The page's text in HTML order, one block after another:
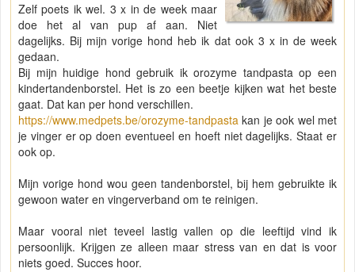
Zelf poets ik wel. 3 x in de week maar
doe het al van pup af aan. Niet
dagelijks. Bij mijn vorige hond heb ik dat ook 3 x in de week
gedaan.
Bij mijn huidige hond gebruik ik orozyme tandpasta op een
kindertandenborstel. Het is zo een beetje kijken wat het beste
gaat. Dat kan per hond verschillen.
https://www.medpets.be/orozyme-tandpasta kan je ook wel met
je vinger er op doen eventueel en hoeft niet dagelijks. Staat er
ook op.
Mijn vorige hond wou geen tandenborstel, bij hem gebruikte ik
gewoon water en vingerverband om te reinigen.
Maar vooral niet teveel lastig vallen op die leeftijd vind ik
persoonlijk. Krijgen ze alleen maar stress van en dat is voor
niets goed. Succes hoor.